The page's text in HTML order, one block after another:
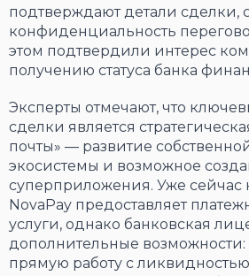
подтверждают детали сделки,
конфиденциальность
этом подтвердили интерес
получению статуса банка
Эксперты отмечают, что
сделки является
почты» — развитие
экосистемы и возможное
суперприложения. Уже сейчас
NovaPay предоставляет
услуги, однако банковская
дополнительные
прямую работу с